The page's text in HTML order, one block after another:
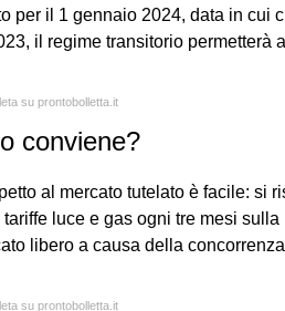
per il 1 gennaio 2024, data in cui
il regime transitorio permetterà
su prontobolletta.it
conviene?
al mercato tutelato è facile: si
luce e gas ogni tre mesi
libero a causa della
su prontobolletta.it